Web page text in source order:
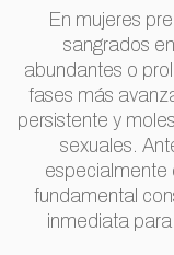
En mujeres
sangrados
abundantes o
fases más
persistente y
sexuales.
especialmente
fundamental
inmediata